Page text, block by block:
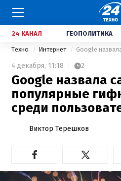
24 КАНАЛ ГЕОПОЛИТИКА
Техно Интернет
4 декабря, 11:18 2
Google назвала
популярные
среди
Виктор Терешков